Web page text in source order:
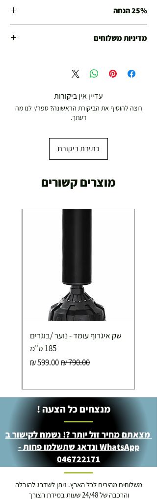
ספורט שפועלות משנת 1978 .
כל המוצרים עברו בדיקות איכות של החנות ובכל מקרה
של בעיה או תקלה אנחנו כאן לטפל.
25% הנחה
קוד קופון : WINTER SALE 2021
מדיניות משלוחים
19.00 ₪
משלוח מהיר עד הבית ( עד 20 ק"ג)
תוספת התקנה למכשירי כושר / מתקני חצר ושולחנות
איסוף עצמי ללא עלות מסניף טבריה . רחוב העצמאות 5
מוצרי כושר ( בלבד) ניתן לאסוף ממחסני החברה בת"א
עדיין אין ביקורות
רוצה להוסיף את הביקורת הראשונה? ספר/י לנו מה
דעתך.
כתיבת ביקורת
מוצרים קשורים
שק איגרוף עומד - נוער /בוגרים
185 ס"מ
מחיר רגילמחיר מבצע
מנצחים כל הצעה !
מצאתם מחיר זול יותר ?! נשמח לקישור ב
WhatsApp ונדאג שתשלמו פחות -
046722171
משלוחים מהירים לכל הארץ. ניתן לשדרג להובלה
והרכבה של 24/48 שעות במידת הצורך